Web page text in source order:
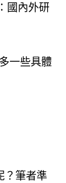
國內外研
一些具體
？筆者準